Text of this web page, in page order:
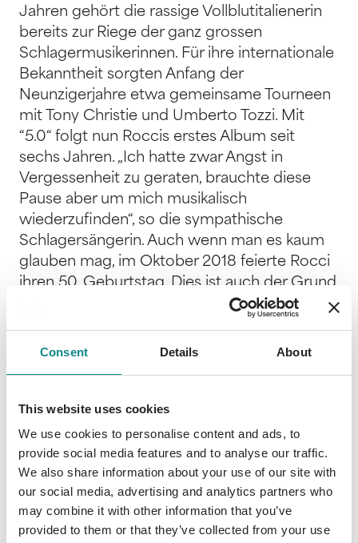
Consent Details About
This website uses cookies
We use cookies to personalise content and ads, to
provide social media features and to analyse our traffic.
We also share information about your use of our site with
our social media, advertising and analytics partners who
may combine it with other information that you’ve
provided to them or that they’ve collected from your use
Jahren gehört die rassige Vollblutitalienerin
bereits zur Riege der ganz grossen
Schlagermusikerinnen. Für ihre internationale
Bekanntheit sorgten Anfang der
Neunzigerjahre etwa gemeinsame Tourneen
mit Tony Christie und Umberto Tozzi. Mit
“5.0“ folgt nun Roccis erstes Album seit
sechs Jahren. „Ich hatte zwar Angst in
Vergessenheit zu geraten, brauchte diese
Pause aber um mich musikalisch
wiederzufinden“, so die sympathische
Schlagersängerin. Auch wenn man es kaum
glauben mag, im Oktober 2018 feierte Rocci
ihren 50. Geburtstag. Dies ist auch der Grund
für den besonderen Albumtitel. „5.0“ ist ein
schafft es, jedem Song ihre ganz eigene
Team“, so die Musikerin weiter. „Musik ist für
mich pure Leidenschaft. Ich brauche ein
Team um mich herum, das dies genauso
sieht und mit mir die Menschen berühren
möchte.“ Rocci ist sich sicher, dieses Team
gefunden zu haben und freut sich mit dem
neuen Album ihren Fans wieder 100 Prozent